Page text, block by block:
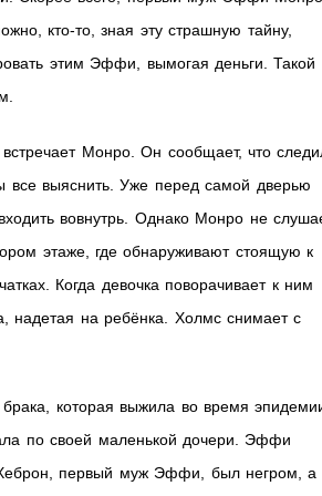
кто-то, зная эту страшную тайну,
этим Эффи, вымогая деньги. Такой
Монро. Он сообщает, что
все выяснить. Уже перед самой дверью
вовнутрь. Однако Монро не
этаже, где обнаруживают стоящую к
Когда девочка поворачивает к ним
надетая на ребёнка. Холмс снимает с
которая выжила во время
по своей маленькой дочери. Эффи
первый муж Эффи, был негром, а